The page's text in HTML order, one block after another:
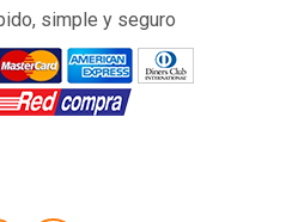
simple y seguro